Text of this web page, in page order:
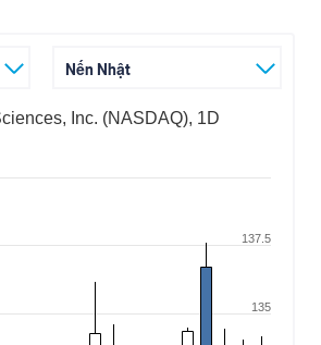
Nến Nhật
Inc. (NASDAQ), 1D
135
137.5